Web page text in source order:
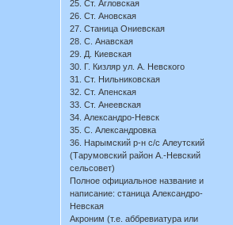
25. Ст. Агловская
26. Ст. Ановская
27. Станица Ониевская
28. С. Анавская
29. Д. Киевская
30. Г. Кизляр ул. А. Невского
31. Ст. Нильниковская
32. Ст. Апенская
33. Ст. Анеевская
34. Александро-Невск
35. С. Александровка
36. Нарымский р-н с/с Алеутский
(Тарумовский район А.-Невский
сельсовет)
Полное официальное название и
написание: станица Александро-
Невская
Акроним (т.е. аббревиатура или